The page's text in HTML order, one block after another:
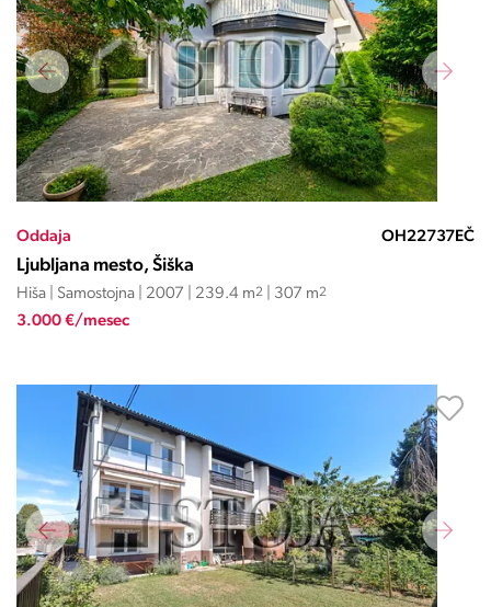
Oddaja OH22737EČ
Ljubljana mesto, Šiška
Hiša | Samostojna | 2007 | 239.4 m2 | 307 m2
3.000 €/mesec